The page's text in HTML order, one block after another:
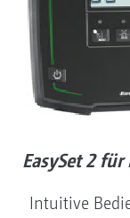
EasySet 2 für
Intuitive